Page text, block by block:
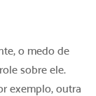
o medo de
sobre ele.
exemplo, outra